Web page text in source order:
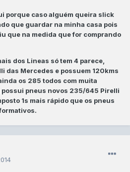
porque caso alguém queira slick
que guardar na minha casa pois
que na medida que for comprando
dos Lineas só tem 4 parece,
das Mercedes e possuem 120kms
os 285 todos com muita
possui pneus novos 235/645 Pirelli
1s mais rápido que os pneus